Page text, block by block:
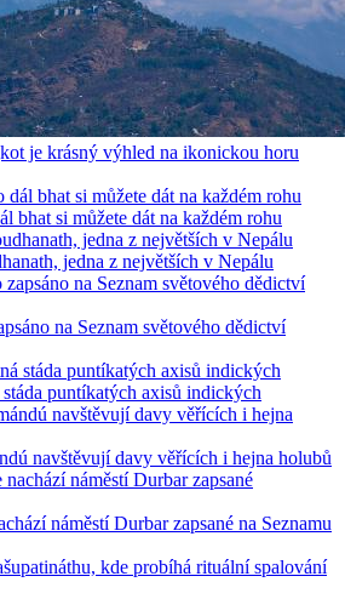
je krásný výhled na ikonickou horu
bhat si můžete dát na každém rohu
jedna z největších v Nepálu
na Seznam světového dědictví
puntíkatých axisů indických
navštěvují davy věřících i hejna holubů
náměstí Durbar zapsané na Seznamu